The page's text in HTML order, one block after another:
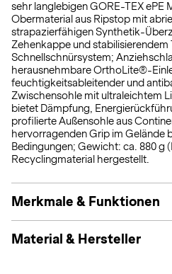
sehr langlebigen GORE-TEX ePE
Obermaterial aus Ripstop mit
strapazierfähigen Synthetik-
Zehenkappe und
Schnellschnürsystem;
herausnehmbare OrthoLite®-
feuchtigkeitsableitender und
Zwischensohle mit ultraleichtem
bietet Dämpfung,
profilierte Außensohle aus
hervorragenden Grip im Gelände
Bedingungen; Gewicht: ca. 880 g
Recyclingmaterial hergestellt.
Merkmale & Funktionen
Material & Hersteller